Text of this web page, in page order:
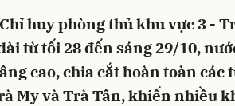
huy phòng thủ khu vực 3 -
từ tối 28 đến sáng 29/10,
cao, chia cắt hoàn toàn
My và Trà Tân, khiến nhiều